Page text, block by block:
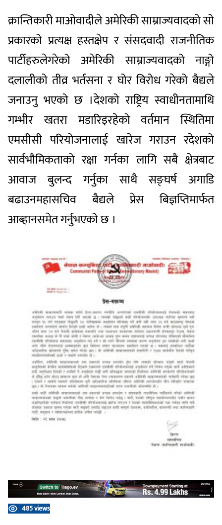
क्रान्तिकारीमाओवादीलेअमेरिकीसाम्राज्यवादकोसो
प्रकारको प्रत्यक्ष हस्तक्षेप र संसदवादी राजनीतिक
पार्टीहरुलेगरेको अमेरिकी साम्राज्यवादको नाङ्गो
दलालीको तीव्र भर्तसना र घोर विरोध गरेको बैद्यले
जनाउनु भएको छ ।देशको राष्ट्रिय स्वाधीनतामाथि
गम्भीर खतरा मडारिइरहेको वर्तमान स्थितिमा
एमसीसी परियोजनालाई खारेज गराउन रदेशको
सार्वभौमिकताको रक्षा गर्नका लागि सबै क्षेत्रबाट
आवाज बुलन्द गर्नुका साथै सङ्घर्ष अगाडि
बढाउनमहासचिव बैद्यले प्रेस
बिज्ञप्तिमार्फत
आब्हानसमेतगर्नुभएकोछ ।
485 views